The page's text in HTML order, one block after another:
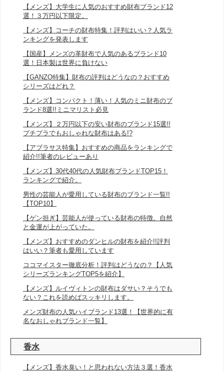
【メンズ】大学生に人気のおすすめ財布ブランド12
選！３万円以下限定。
【メンズ】コーチの財布特集！評判はいい？人気ラ
ンキングを発表します
【国産】メンズの革財布で人気のあるブランド10
選！日本製は世界に負けない
【GANZO特集】財布の評判はどうなの？おすすめ
シリーズはどれ？
【メンズ】コンパクト！薄い！人気のミニ財布のブ
ランド8選!!ミニマリスト必見
【メンズ】２万円以下の安い財布のブランド15選!!
プチプラでもおしゃれな財布はある!?
【アブラサス特集】おすすめの商品をランキングで
紹介!!筆者のレビューあり
【メンズ】30代40代の人気財布ブランドTOP15！
ランキングで紹介。
男性の芸能人が愛用している財布のブランド一覧!!
【TOP10】
【ゲン担ぎ】芸能人が使っている財布の特徴。自然
と金運が上がっていた。
【メンズ】おすすめのダンヒルの財布を紹介!!評判
はいい？筆者も愛用しています
ココマイスター徹底分析！評判はどうなの？【人気
シリーズランキングTOP5を紹介】
【メンズ】ルイヴィトンの財布はダサい？そうでも
ない？これを読めばスッキリします。
メンズ財布の人気ハイブランド13選！【世界的に有
名なおしゃれブランド一覧】
香水
【メンズ】香水臭い！と思われない方法３選！香水